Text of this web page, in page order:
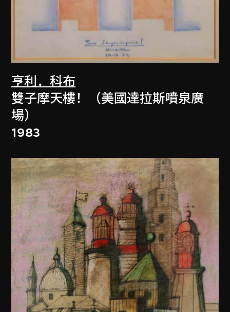
亨利．科布
雙子摩天樓！（美國達拉斯噴泉廣
場）
1983